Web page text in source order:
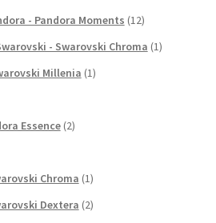
- Pandora Moments (12)
- Swarovski Chroma (1)
Millenia (1)
Essence (2)
Chroma (1)
Dextera (2)